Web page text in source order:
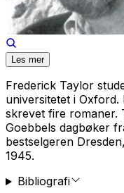
Les mer
Frederick Taylor
universitetet i
skrevet fire romaner.
Goebbels dagbøker
bestselgeren
1945.
Bibliografi